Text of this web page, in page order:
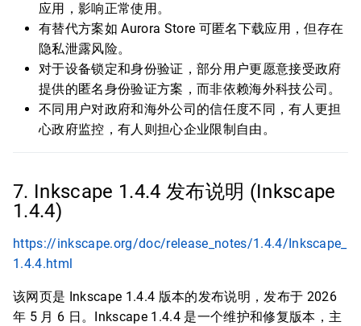
应用，影响正常使用。
有替代方案如 Aurora Store 可匿名下载应用，但存在
隐私泄露风险。
对于设备锁定和身份验证，部分用户更愿意接受政府
提供的匿名身份验证方案，而非依赖海外科技公司。
不同用户对政府和海外公司的信任度不同，有人更担
心政府监控，有人则担心企业限制自由。
7. Inkscape 1.4.4 发布说明 (Inkscape
1.4.4)
https://inkscape.org/doc/release_notes/1.4.4/Inkscape_
1.4.4.html
该网页是 Inkscape 1.4.4 版本的发布说明，发布于 2026
年 5 月 6 日。Inkscape 1.4.4 是一个维护和修复版本，主